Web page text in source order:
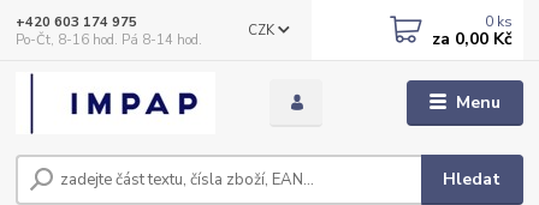
Menu
CZK
Hledat
+420 603 174 975
Po-Čt, 8-16 hod. Pá 8-14 hod.
0 ks
za 0,00 Kč